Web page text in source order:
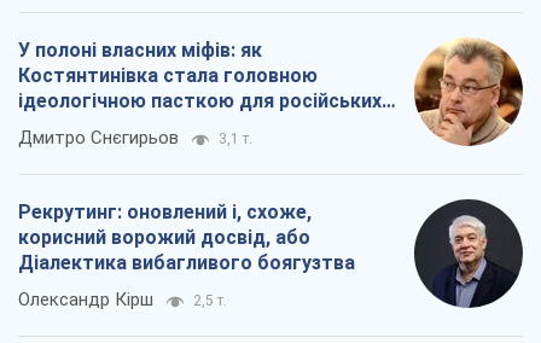
У полоні власних міфів: як
Костянтинівка стала головною
ідеологічною пасткою для російських
окупантів
Дмитро Снєгирьов 3,1 т.
Рекрутинг: оновлений і, схоже,
корисний ворожий досвід, або
Діалектика вибагливого боягузтва
Олександр Кірш 2,5 т.